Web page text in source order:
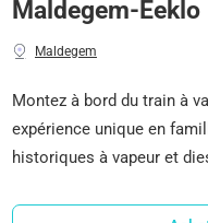
Maldegem-Eeklo
Maldegem
Montez à bord du train à
expérience unique en
historiques à vapeur et